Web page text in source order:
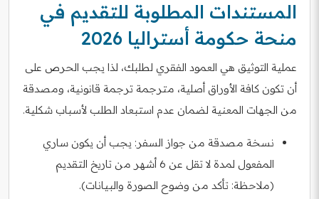
المستندات المطلوبة للتقديم في
منحة حكومة أستراليا 2026
عملية التوثيق هي العمود الفقري لطلبك، لذا يجب الحرص على
أن تكون كافة الأوراق أصلية، مترجمة ترجمة قانونية، ومصدقة
من الجهات المعنية لضمان عدم استبعاد الطلب لأسباب شكلية.
نسخة مصدقة من جواز السفر: يجب أن يكون ساري
المفعول لمدة لا تقل عن 6 أشهر من تاريخ التقديم
(ملاحظة: تأكد من وضوح الصورة والبيانات).